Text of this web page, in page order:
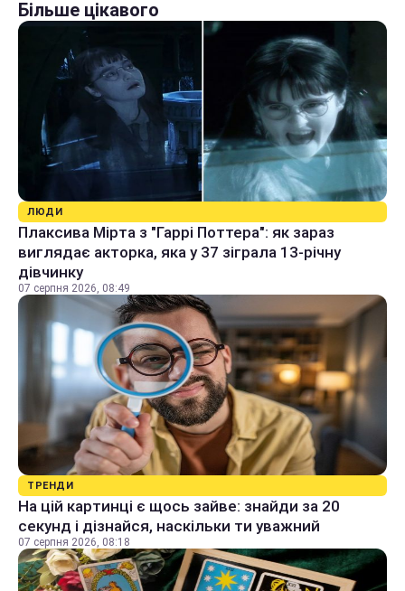
Більше цікавого
ЛЮДИ
Плаксива Мірта з "Гаррі Поттера": як зараз
виглядає акторка, яка у 37 зіграла 13-річну
дівчинку
07 серпня 2026, 08:49
ТРЕНДИ
На цій картинці є щось зайве: знайди за 20
секунд і дізнайся, наскільки ти уважний
07 серпня 2026, 08:18